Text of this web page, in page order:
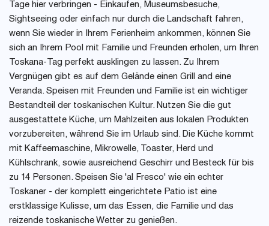
Tage hier verbringen - Einkaufen, Museumsbesuche,
Sightseeing oder einfach nur durch die Landschaft fahren,
wenn Sie wieder in Ihrem Ferienheim ankommen, können Sie
sich an Ihrem Pool mit Familie und Freunden erholen, um Ihren
Toskana-Tag perfekt ausklingen zu lassen. Zu Ihrem
Vergnügen gibt es auf dem Gelände einen Grill and eine
Veranda. Speisen mit Freunden und Familie ist ein wichtiger
Bestandteil der toskanischen Kultur. Nutzen Sie die gut
ausgestattete Küche, um Mahlzeiten aus lokalen Produkten
vorzubereiten, während Sie im Urlaub sind. Die Küche kommt
mit Kaffeemaschine, Mikrowelle, Toaster, Herd und
Kühlschrank, sowie ausreichend Geschirr und Besteck für bis
zu 14 Personen. Speisen Sie 'al Fresco' wie ein echter
Toskaner - der komplett eingerichtete Patio ist eine
erstklassige Kulisse, um das Essen, die Familie und das
reizende toskanische Wetter zu genießen.